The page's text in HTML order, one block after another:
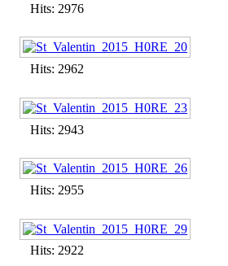
Hits: 2976
Hits: 2962
Hits: 2943
Hits: 2955
Hits: 2922